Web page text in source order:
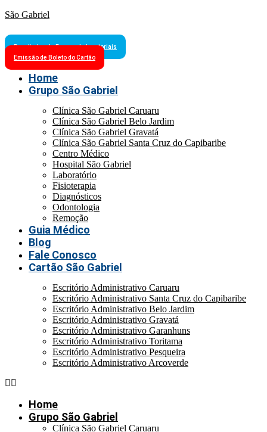
São Gabriel
Resultados de Exames Laboratoriais
Emissão de Boleto do Cartão
Home
Grupo São Gabriel
Clínica São Gabriel Caruaru
Clínica São Gabriel Belo Jardim
Clínica São Gabriel Gravatá
Clínica São Gabriel Santa Cruz do Capibaribe
Centro Médico
Hospital São Gabriel
Laboratório
Fisioterapia
Diagnósticos
Odontologia
Remoção
Guia Médico
Blog
Fale Conosco
Cartão São Gabriel
Escritório Administrativo Caruaru
Escritório Administrativo Santa Cruz do Capibaribe
Escritório Administrativo Belo Jardim
Escritório Administrativo Gravatá
Escritório Administrativo Garanhuns
Escritório Administrativo Toritama
Escritório Administrativo Pesqueira
Escritório Administrativo Arcoverde
Home
Grupo São Gabriel
Clínica São Gabriel Caruaru